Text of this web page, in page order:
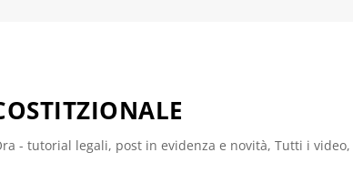
- tutorial legali, post in evidenza e novità, Tutti i video,